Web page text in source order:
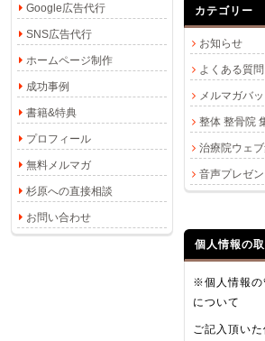
Google広告代行
SNS広告代行
ホームページ制作
成功事例
書籍&特典
プロフィール
無料メルマガ
杉原への直接相談
お問い合わせ
カテゴリー
お知らせ
よくある質問
メルマガバ
整体 整骨院
治療院ウェ
音声プレゼン
個人情報の
※個人情報の
について
ご記入頂いた